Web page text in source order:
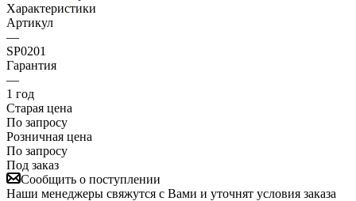
Характеристики
Артикул
—
SP0201
Гарантия
—
1 год
Старая цена
По запросу
Розничная цена
По запросу
Под заказ
Сообщить о поступлении
Наши менеджеры свяжутся с Вами и уточнят условия заказа